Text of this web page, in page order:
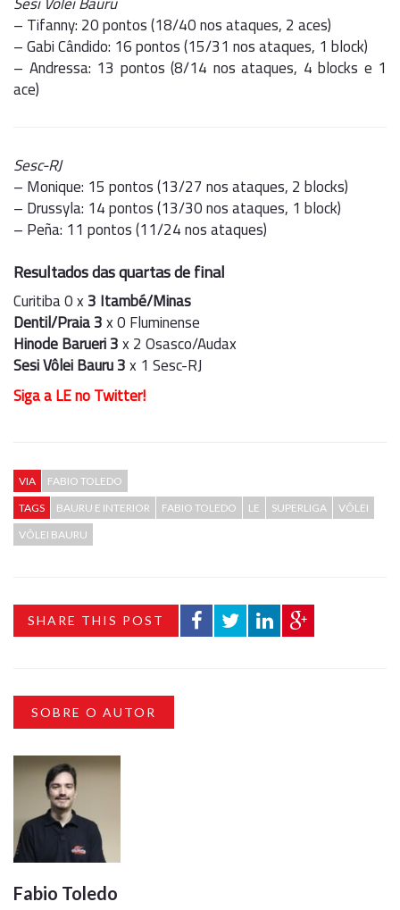
– Tifanny: 20 pontos (18/40 nos ataques, 2 aces)
– Gabi Cândido: 16 pontos (15/31 nos ataques, 1 block)
– Andressa: 13 pontos (8/14 nos ataques, 4 blocks e 1
ace)
Sesc-RJ
– Monique: 15 pontos (13/27 nos ataques, 2 blocks)
– Drussyla: 14 pontos (13/30 nos ataques, 1 block)
– Peña: 11 pontos (11/24 nos ataques)
Resultados das quartas de final
Curitiba 0 x3 Itambé/Minas
Dentil/Praia 3x 0 Fluminense
Hinode Barueri 3x 2 Osasco/Audax
Sesi Vôlei Bauru 3x 1 Sesc-RJ
Siga a LE no Twitter!
VIA
FABIO TOLEDO
TAGS
BAURU E INTERIOR FABIO TOLEDO LE SUPERLIGA
VÔLEI
VÔLEI BAURU
SHARE THIS POST
SOBRE O AUTOR
Fabio Toledo